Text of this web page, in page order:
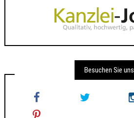
Besuchen Sie uns